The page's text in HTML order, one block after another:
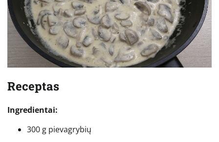
Receptas
Ingredientai:
300 g pievagrybių